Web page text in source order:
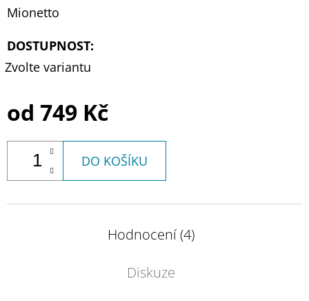
Mionetto
DOSTUPNOST:
Zvolte variantu
od 749 Kč
DO KOŠÍKU
Hodnocení (4)
Diskuze